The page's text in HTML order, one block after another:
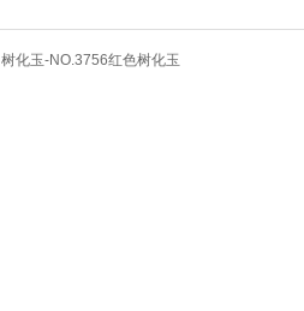
树化玉-NO.3756红色树化玉